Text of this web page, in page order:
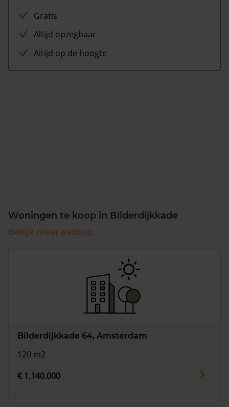
Gratis
Altijd opzegbaar
Altijd op de hoogte
Woningen te koop in Bilderdijkkade
Bekijk meer aanbod
Bilderdijkkade 64, Amsterdam
120 m2
€ 1.140.000